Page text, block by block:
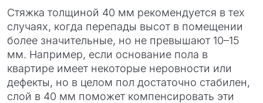
Стяжка толщиной 40 мм рекомендуется в тех
случаях, когда перепады высот в помещении
более значительные, но не превышают 10–15
мм. Например, если основание пола в
квартире имеет некоторые неровности или
дефекты, но в целом пол достаточно стабилен,
слой в 40 мм поможет компенсировать эти